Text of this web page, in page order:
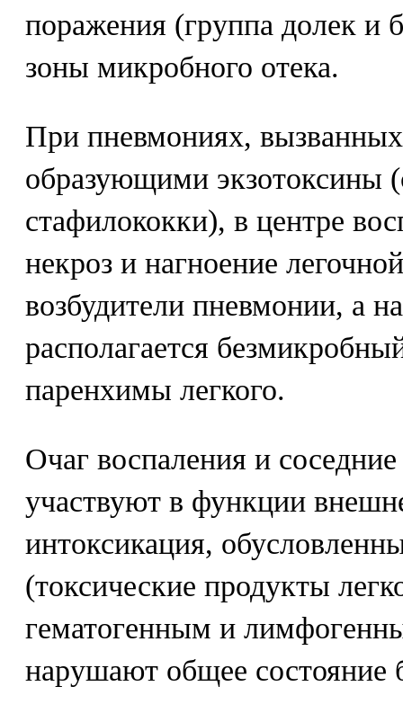
поражения (группа долек
зоны микробного отека.
При пневмониях,
образующими экзотоксины
стафилококки), в центре
некроз и нагноение
возбудители пневмонии, а
располагается
паренхимы легкого.
Очаг воспаления и
участвуют в функции
интоксикация,
(токсические продукты
гематогенным и
нарушают общее состояние